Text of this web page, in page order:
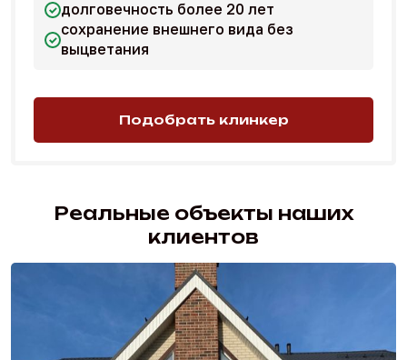
долговечность более 20 лет
сохранение внешнего вида без
выцветания
Подобрать клинкер
Реальные объекты наших
клиентов